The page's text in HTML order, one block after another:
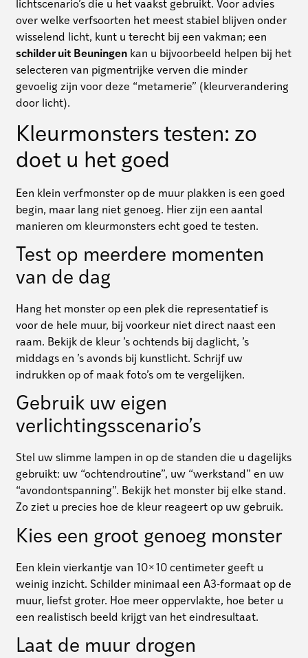
lichtscenario’s die u het vaakst gebruikt. Voor advies
over welke verfsoorten het meest stabiel blijven onder
wisselend licht, kunt u terecht bij een vakman; een
schilder uit Beuningen kan u bijvoorbeeld helpen bij het
selecteren van pigmentrijke verven die minder
gevoelig zijn voor deze “metamerie” (kleurverandering
door licht).
Kleurmonsters testen: zo
doet u het goed
Een klein verfmonster op de muur plakken is een goed
begin, maar lang niet genoeg. Hier zijn een aantal
manieren om kleurmonsters echt goed te testen.
Test op meerdere momenten
van de dag
Hang het monster op een plek die representatief is
voor de hele muur, bij voorkeur niet direct naast een
raam. Bekijk de kleur ’s ochtends bij daglicht, ’s
middags en ’s avonds bij kunstlicht. Schrijf uw
indrukken op of maak foto’s om te vergelijken.
Gebruik uw eigen
verlichtingsscenario’s
Stel uw slimme lampen in op de standen die u dagelijks
gebruikt: uw “ochtendroutine”, uw “werkstand” en uw
“avondontspanning”. Bekijk het monster bij elke stand.
Zo ziet u precies hoe de kleur reageert op uw gebruik.
Kies een groot genoeg monster
Een klein vierkantje van 10×10 centimeter geeft u
weinig inzicht. Schilder minimaal een A3-formaat op de
muur, liefst groter. Hoe meer oppervlakte, hoe beter u
een realistisch beeld krijgt van het eindresultaat.
Laat de muur drogen